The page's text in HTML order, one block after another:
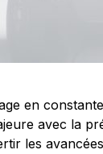
en
avec la
les